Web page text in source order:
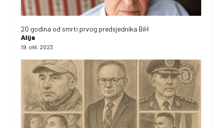
20 godina od smrti prvog predsjednika BiH
Alija
19. okt. 2023.